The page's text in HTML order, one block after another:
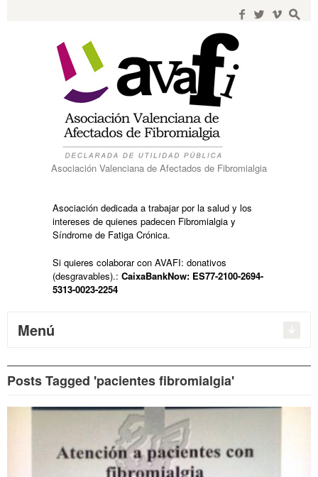
f w i s
Asociación Valenciana de Afectados de Fibromialgia
Asociación dedicada a trabajar por la salud y los
intereses de quienes padecen Fibromialgia y
Síndrome de Fatiga Crónica.
Si quieres colaborar con AVAFI: donativos
(desgravables).:CaixaBankNow: ES77-2100-2694-
5313-0023-2254
Menú
Posts Tagged 'pacientes fibromialgia'